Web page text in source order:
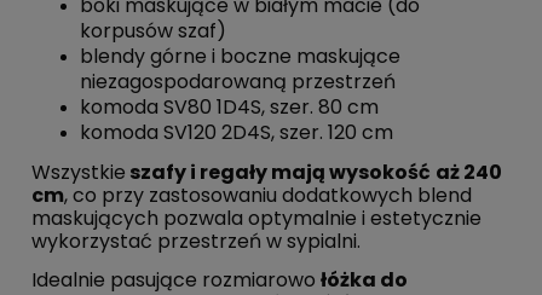
korpusów szaf)
blendy górne i boczne maskujące
niezagospodarowaną przestrzeń
komoda SV80 1D4S, szer. 80 cm
komoda SV120 2D4S, szer. 120 cm
Wszystkie szafy i regały mają wysokość aż 240
cm, co przy zastosowaniu dodatkowych blend
maskujących pozwala optymalnie i estetycznie
wykorzystać przestrzeń w sypialni.
Idealnie pasujące rozmiarowo łóżka do